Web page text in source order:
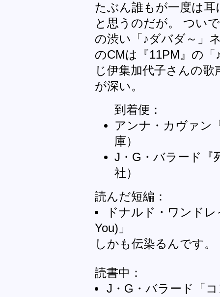
たぶん誰もが一度は
と思うのだが。 つい
の渋い「♪ダバダ～」
のCMは『11PM』の
じ伊集加代子さんの
が深い。
到着便：
アンナ・カヴァン
庫）
J・G・バラード『
社）
読んだ短編：
ドナルド・ワンド
You)」
しかも伝染るんです。
読書中：
J・G・バラード「